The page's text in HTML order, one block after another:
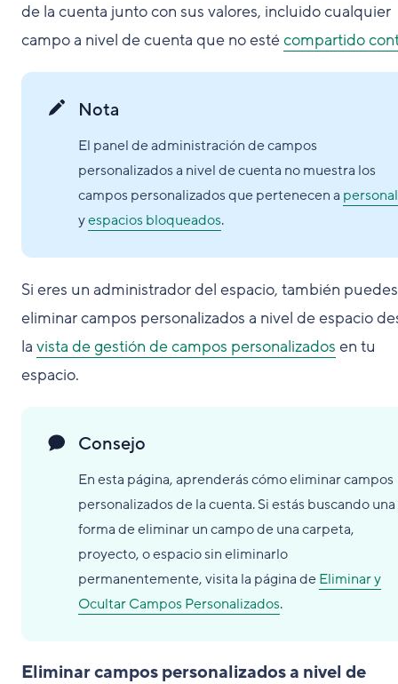
de la cuenta junto con sus valores, incluido cualquier
campo a nivel de cuenta que no estécompartido
Nota
El panel de administración de campos
personalizados a nivel de cuenta no muestra los
campos personalizados que pertenecen a personal
yespacios bloqueados.
Si eres un administrador del espacio, también puedes
eliminar campos personalizados a nivel de espacio
la vista de gestión de campos personalizados en tu
espacio.
Consejo
En esta página, aprenderás cómo eliminar campos
personalizados de la cuenta. Si estás buscando una
forma de eliminar un campo de una carpeta,
proyecto, o espacio sin eliminarlo
permanentemente, visita la página deEliminar y
Ocultar Campos Personalizados.
Eliminar campos personalizados a nivel de